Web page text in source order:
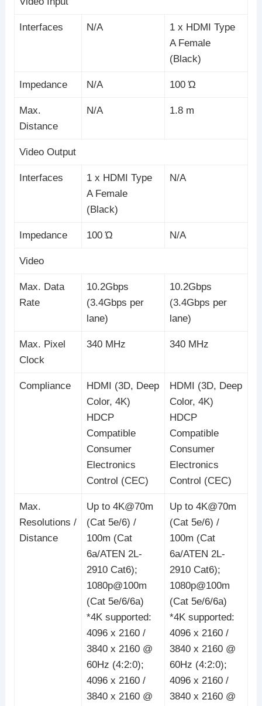
Interfaces N/A
1 x HDMI Type
A Female
(Black)
Impedance N/A 100 Ώ
Max.
Distance
N/A 1.8 m
Video Output
Interfaces
1 x HDMI Type
A Female
(Black)
N/A
Impedance 100 Ώ N/A
Video
Max. Data
Rate
10.2Gbps
(3.4Gbps per
lane)
10.2Gbps
(3.4Gbps per
lane)
Max. Pixel
Clock
340 MHz 340 MHz
Compliance
HDMI (3D, Deep
Color, 4K)
HDCP
Compatible
Consumer
Electronics
Control (CEC)
HDMI (3D, Deep
Color, 4K)
HDCP
Compatible
Consumer
Electronics
Control (CEC)
Max.
Resolutions /
Distance
Up to 4K@70m
(Cat 5e/6) /
100m (Cat
6a/ATEN 2L-
2910 Cat6);
1080p@100m
(Cat 5e/6/6a)
*4K supported:
4096 x 2160 /
3840 x 2160 @
60Hz (4:2:0);
4096 x 2160 /
3840 x 2160 @
Up to 4K@70m
(Cat 5e/6) /
100m (Cat
6a/ATEN 2L-
2910 Cat6);
1080p@100m
(Cat 5e/6/6a)
*4K supported:
4096 x 2160 /
3840 x 2160 @
60Hz (4:2:0);
4096 x 2160 /
3840 x 2160 @